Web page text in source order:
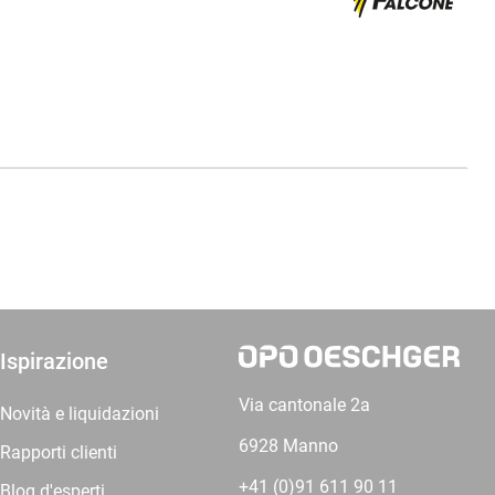
Ispirazione
Novità e liquidazioni
Rapporti clienti
Via cantonale 2a
6928 Manno
+41 (0)91 611 90 11